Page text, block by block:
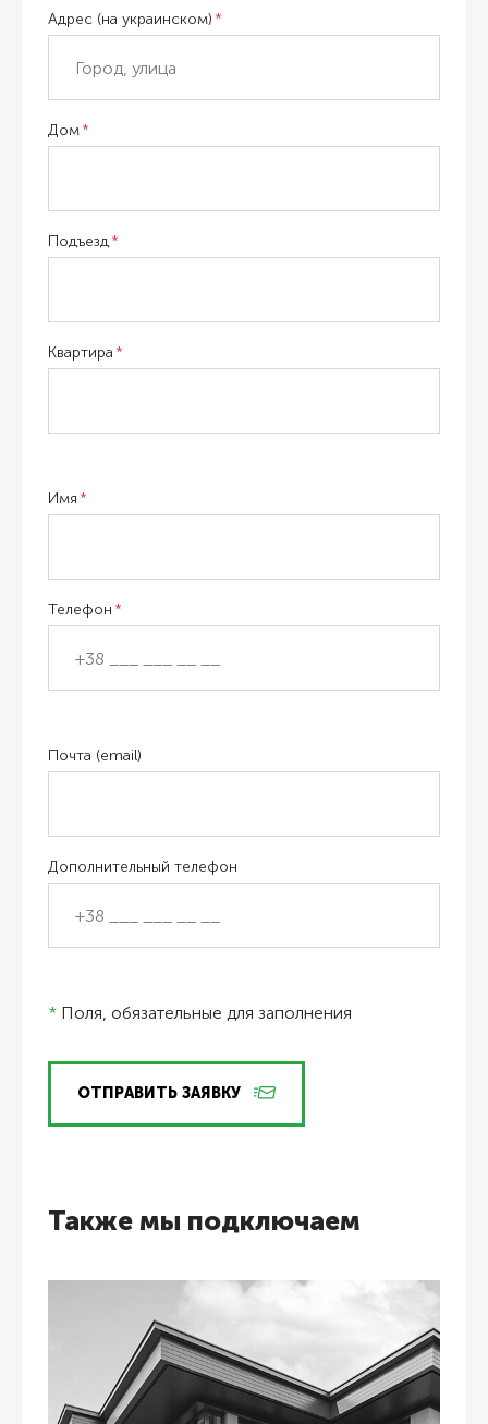
Адрес (на украинском)
Дом
Подъезд
Квартира
Имя
Телефон
Почта (email)
Дополнительный телефон
* Поля, обязательные для заполнения
ОТПРАВИТЬ ЗАЯВКУ
Также мы подключаем